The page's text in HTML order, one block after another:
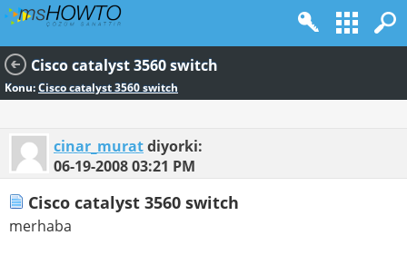
Cisco catalyst 3560 switch
Konu:Cisco catalyst 3560 switch
cinar_muratdiyorki:
06-19-200803:21 PM
Cisco catalyst 3560 switch
merhaba